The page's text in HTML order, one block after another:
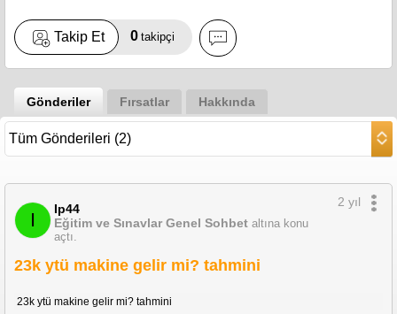
Takip Et 0 takipçi
Gönderiler Fırsatlar Hakkında
I
Ip44
Eğitim ve Sınavlar Genel Sohbet altına konu
açtı.
2 yıl
23k ytü makine gelir mi? tahmini
23k ytü makine gelir mi? tahmini